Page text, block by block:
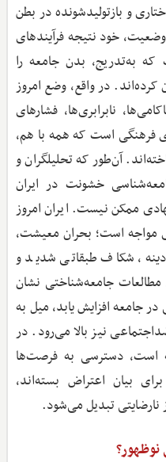
و بازتولید‌شونده در بطن
خود نتیجه فرآیندهای
به‌تدریج، بدن جامعه را
در واقع، وضع امروز
نابرابری‌ها، فشارهای
فرهنگی است که همه با هم،
آن‌طور که تحلیلگران و
خشونت در ایران
ممکن نیست. ایران امروز
مواجه است؛ بحران معیشت،
شکاف طبقاتی شدید و
مطالعات جامعه‌شناختی نشان
جامعه افزایش یابد، میل به
نیز بالا می‌رود. در
است، دسترسی به فرصت‌ها
بیان اعتراض بسته‌اند،
نارضایتی تبدیل می‌شود.
نوظهور؟